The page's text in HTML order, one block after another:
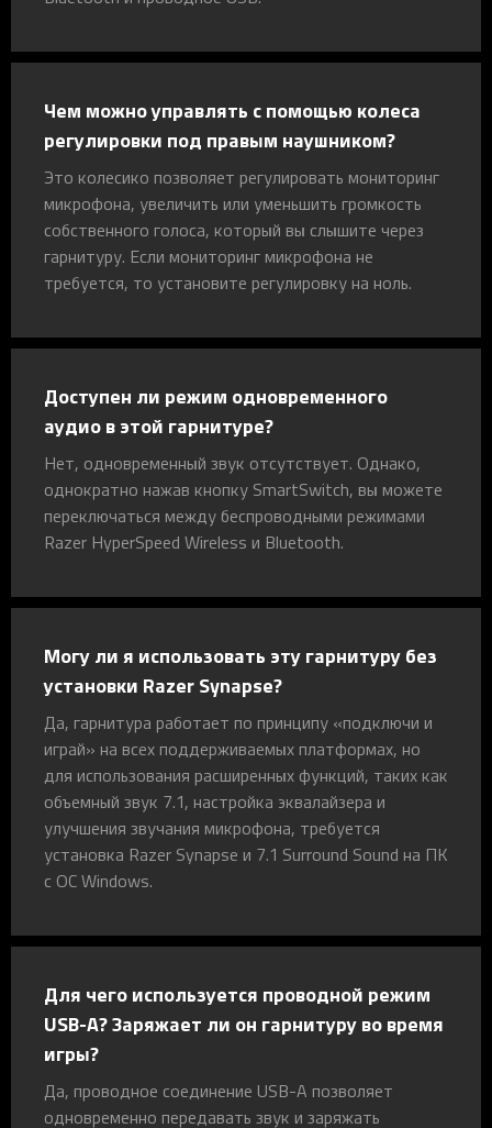
Чем можно управлять с помощью колеса
регулировки под правым наушником?
Это колесико позволяет регулировать мониторинг
микрофона, увеличить или уменьшить громкость
собственного голоса, который вы слышите через
гарнитуру. Если мониторинг микрофона не
требуется, то установите регулировку на ноль.
Доступен ли режим одновременного
аудио в этой гарнитуре?
Нет, одновременный звук отсутствует. Однако,
однократно нажав кнопку SmartSwitch, вы можете
переключаться между беспроводными режимами
Razer HyperSpeed Wireless и Bluetooth.
Могу ли я использовать эту гарнитуру без
установки Razer Synapse?
Да, гарнитура работает по принципу «подключи и
играй» на всех поддерживаемых платформах, но
для использования расширенных функций, таких как
объемный звук 7.1, настройка эквалайзера и
улучшения звучания микрофона, требуется
установка Razer Synapse и 7.1 Surround Sound на ПК
с ОС Windows.
Для чего используется проводной режим
USB-A? Заряжает ли он гарнитуру во время
игры?
Да, проводное соединение USB-A позволяет
одновременно передавать звук и заряжать